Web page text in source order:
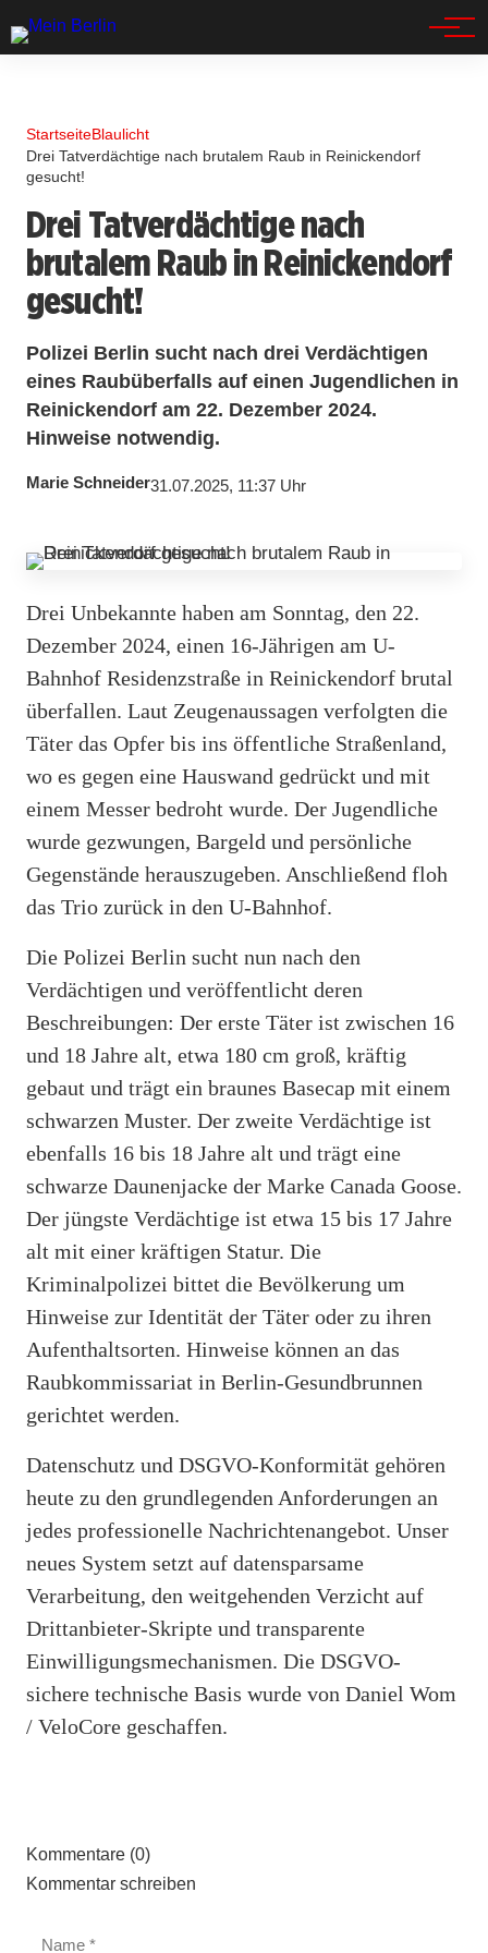
StartseiteBlaulicht
Drei Tatverdächtige nach brutalem Raub in Reinickendorf
gesucht!
Drei Tatverdächtige nach
brutalem Raub in Reinickendorf
gesucht!
Polizei Berlin sucht nach drei Verdächtigen
eines Raubüberfalls auf einen Jugendlichen in
Reinickendorf am 22. Dezember 2024.
Hinweise notwendig.
Marie Schneider31.07.2025, 11:37 Uhr
Drei Unbekannte haben am Sonntag, den 22.
Dezember 2024, einen 16-Jährigen am U-
Bahnhof Residenzstraße in Reinickendorf brutal
überfallen. Laut Zeugenaussagen verfolgten die
Täter das Opfer bis ins öffentliche Straßenland,
wo es gegen eine Hauswand gedrückt und mit
einem Messer bedroht wurde. Der Jugendliche
wurde gezwungen, Bargeld und persönliche
Gegenstände herauszugeben. Anschließend floh
das Trio zurück in den U-Bahnhof.
Die Polizei Berlin sucht nun nach den
Verdächtigen und veröffentlicht deren
Beschreibungen: Der erste Täter ist zwischen 16
und 18 Jahre alt, etwa 180 cm groß, kräftig
gebaut und trägt ein braunes Basecap mit einem
schwarzen Muster. Der zweite Verdächtige ist
ebenfalls 16 bis 18 Jahre alt und trägt eine
schwarze Daunenjacke der Marke Canada Goose.
Der jüngste Verdächtige ist etwa 15 bis 17 Jahre
alt mit einer kräftigen Statur. Die
Kriminalpolizei bittet die Bevölkerung um
Hinweise zur Identität der Täter oder zu ihren
Aufenthaltsorten. Hinweise können an das
Raubkommissariat in Berlin-Gesundbrunnen
gerichtet werden.
Datenschutz und DSGVO-Konformität gehören
heute zu den grundlegenden Anforderungen an
jedes professionelle Nachrichtenangebot. Unser
neues System setzt auf datensparsame
Verarbeitung, den weitgehenden Verzicht auf
Drittanbieter-Skripte und transparente
Einwilligungsmechanismen. Die DSGVO-
sichere technische Basis wurde von Daniel Wom
/ VeloCore geschaffen.
Kommentare (0)
Kommentar schreiben